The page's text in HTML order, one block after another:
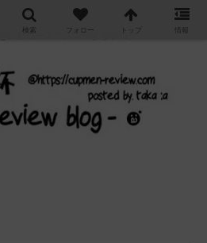
レビュー / アレンジするブログ
検索 フォロー トップ 情報